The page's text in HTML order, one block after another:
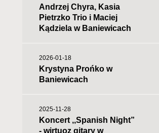
Andrzej Chyra, Kasia
Pietrzko Trio i Maciej
Kądziela w Baniewicach
2026-01-18
Krystyna Prońko w
Baniewicach
2025-11-28
Koncert ,,Spanish Night”
- wirtuoz gitary w